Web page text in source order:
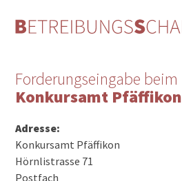
Forderungseingabe beim
Konkursamt Pfäffikon
Adresse:
Konkursamt Pfäffikon
Hörnlistrasse 71
Postfach